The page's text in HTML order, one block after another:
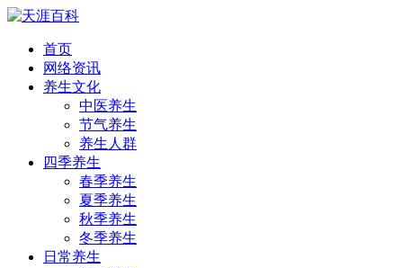
首页
网络资讯
养生文化
中医养生
节气养生
养生人群
四季养生
春季养生
夏季养生
秋季养生
冬季养生
日常养生